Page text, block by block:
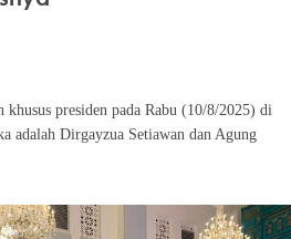
khusus presiden pada Rabu (10/8/2025) di
adalah Dirgayzua Setiawan dan Agung